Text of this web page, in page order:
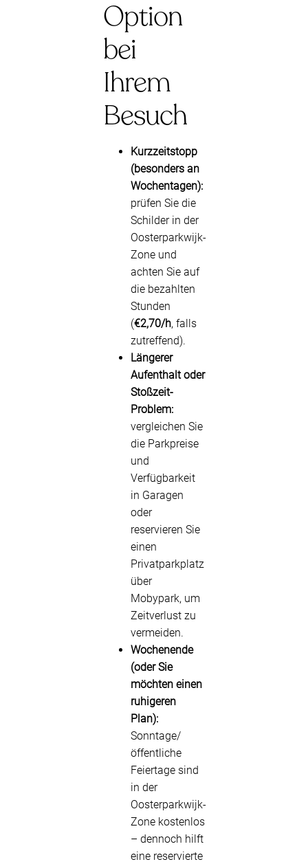
Option
bei
Ihrem
Besuch
Kurzzeitstopp
(besonders an
Wochentagen):
prüfen Sie die
Schilder in der
Oosterparkwijk-
Zone und
achten Sie auf
die bezahlten
Stunden
(€2,70/h, falls
zutreffend).
Längerer
Aufenthalt oder
Stoßzeit-
Problem:
vergleichen Sie
die Parkpreise
und
Verfügbarkeit
in Garagen
oder
reservieren Sie
einen
Privatparkplatz
über
Mobypark, um
Zeitverlust zu
vermeiden.
Wochenende
(oder Sie
möchten einen
ruhigeren
Plan):
Sonntage/
öffentliche
Feiertage sind
in der
Oosterparkwijk-
Zone kostenlos
– dennoch hilft
eine reservierte